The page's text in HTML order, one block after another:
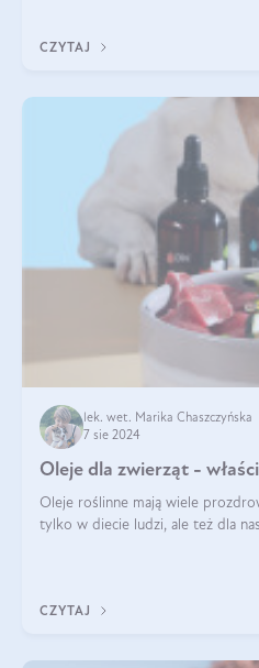
CZYTAJ
lek. wet. Marika Chaszczyńska
7 sie 2024
Oleje dla zwierząt -
Oleje roślinne mają wiele
tylko w diecie ludzi, ale też dla
CZYTAJ